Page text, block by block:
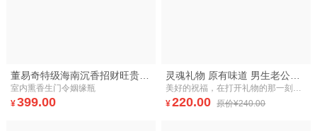
董易奇特级海南沉香招财旺贵人旺姻缘招桃花室内熏香生门令姻缘瓶
室内熏香生门令姻缘瓶
¥399.00
美好的祝福，在打开礼物的那一刻，触发心底柔软的部分，追诉起瞬间的往事，才会有真正的喜悦。灵魂礼物手工花艺礼盒，用纯手工打磨时光的痕迹，让我们帮你送出一份直达心灵深处的礼物。
¥220.00 原价¥240.00